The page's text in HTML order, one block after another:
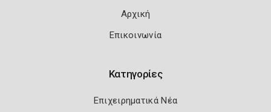
Αρχική
Επικοινωνία
Κατηγορίες
Επιχειρηματικά Νέα